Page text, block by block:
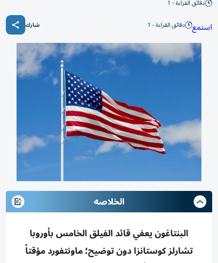
دقائق القراءة - 1
استمع دقائق القراءة - 1 شارك
الخلاصه
البنتاغون يعفي قائد الفيلق الخامس بأوروبا
تشارلز كوستانزا دون توضيح؛ ماونتفورد مؤقتاً